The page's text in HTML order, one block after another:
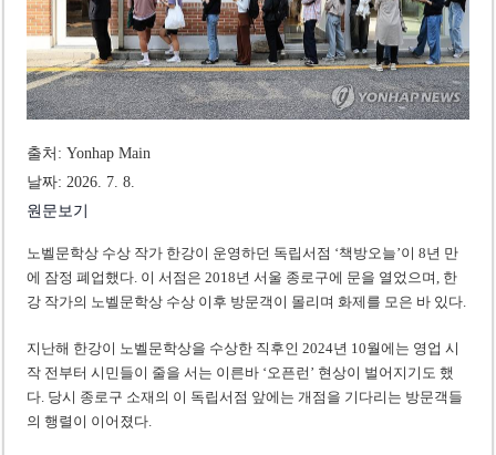
출처: Yonhap Main
날짜: 2026. 7. 8.
원문보기
노벨문학상 수상 작가 한강이 운영하던 독립서점 ‘책방오늘’이 8년 만
에 잠정 폐업했다. 이 서점은 2018년 서울 종로구에 문을 열었으며, 한
강 작가의 노벨문학상 수상 이후 방문객이 몰리며 화제를 모은 바 있다.
지난해 한강이 노벨문학상을 수상한 직후인 2024년 10월에는 영업 시
작 전부터 시민들이 줄을 서는 이른바 ‘오픈런’ 현상이 벌어지기도 했
다. 당시 종로구 소재의 이 독립서점 앞에는 개점을 기다리는 방문객들
의 행렬이 이어졌다.